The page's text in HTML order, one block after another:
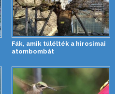
Fák, amik túlélték a hirosimai
atombombát